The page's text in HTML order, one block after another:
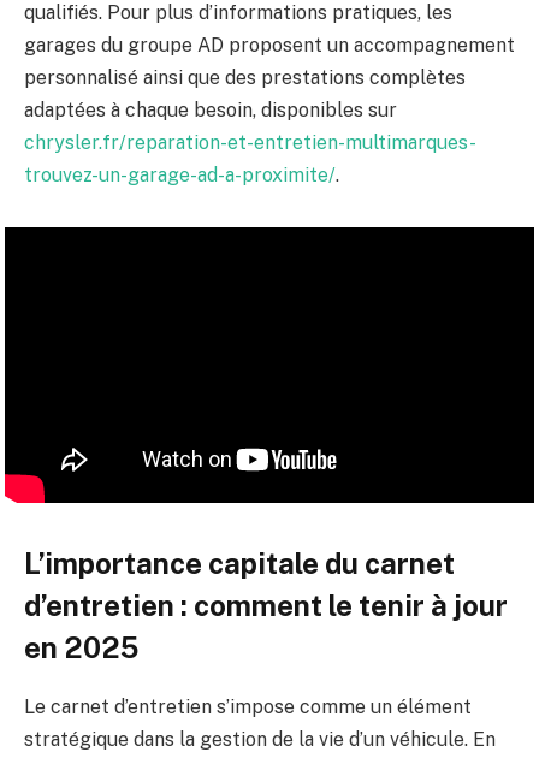
qualifiés. Pour plus d’informations pratiques, les
garages du groupe AD proposent un accompagnement
personnalisé ainsi que des prestations complètes
adaptées à chaque besoin, disponibles sur
chrysler.fr/reparation-et-entretien-multimarques-
trouvez-un-garage-ad-a-proximite/.
L’importance capitale du carnet
d’entretien : comment le tenir à jour
en 2025
Le carnet d’entretien s’impose comme un élément
stratégique dans la gestion de la vie d’un véhicule. En